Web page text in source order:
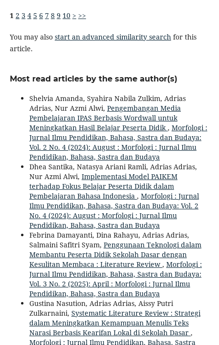
1 2 3 4 5 6 7 8 9 10 > >>
You may also start an advanced similarity searchfor this
article.
Most read articles by the same author(s)
Shelvia Amanda, Syahira Nabila Zulkim, Adrias
Adrias, Nur Azmi Alwi, Pengembangan Media
Pembelajaran IPAS Berbasis Wordwall untuk
Meningkatkan Hasil Belajar Peserta Didik, Morfologi :
Jurnal Ilmu Pendidikan, Bahasa, Sastra dan Budaya:
Vol. 2 No. 4 (2024): August : Morfologi : Jurnal Ilmu
Pendidikan, Bahasa, Sastra dan Budaya
Dhea Santika, Natasya Ariani Ramli, Adrias Adrias,
Nur Azmi Alwi, Implementasi Model PAIKEM
terhadap Fokus Belajar Peserta Didik dalam
Pembelajaran Bahasa Indonesia , Morfologi : Jurnal
Ilmu Pendidikan, Bahasa, Sastra dan Budaya: Vol. 2
No. 4 (2024): August : Morfologi : Jurnal Ilmu
Pendidikan, Bahasa, Sastra dan Budaya
Febrina Damayanti, Dina Rahayu, Adrias Adrias,
Salmaini Safitri Syam, Penggunaan Teknologi dalam
Membantu Peserta Didik Sekolah Dasar dengan
Kesulitan Membaca : Literature Review , Morfologi :
Jurnal Ilmu Pendidikan, Bahasa, Sastra dan Budaya:
Vol. 3 No. 2 (2025): April : Morfologi : Jurnal Ilmu
Pendidikan, Bahasa, Sastra dan Budaya
Gustina Nasution, Adrias Adrias, Aissy Putri
Zulkarnaini, Systematic Literature Review : Strategi
dalam Meningkatkan Kemampuan Menulis Teks
Narasi Berbasis Kearifan Lokal di Sekolah Dasar ,
Morfologi : Jurnal Ilmu Pendidikan, Bahasa, Sastra